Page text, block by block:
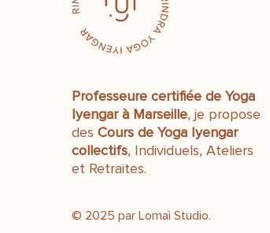
Professeure certifiée de Yoga
Iyengar à Marseille, je propose
des Cours de Yoga Iyengar
collectifs, Individuels, Ateliers
et Retraites.
© 2025 par Lomaì Studio.